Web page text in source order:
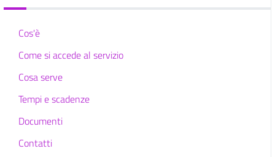
Cos'è
Come si accede al servizio
Cosa serve
Tempi e scadenze
Documenti
Contatti